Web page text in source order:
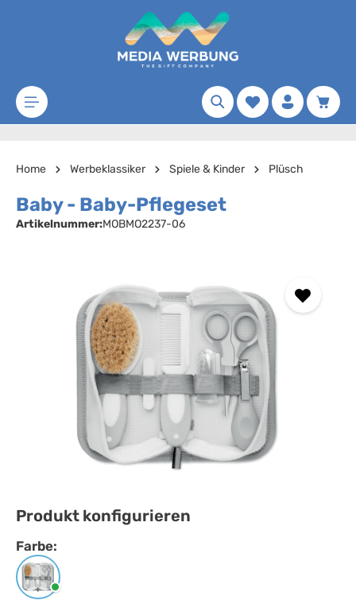
Zum Hauptinhalt springen
Merkzettel
Home Werbeklassiker Spiele & Kinder Plüsch
Baby - Baby-Pflegeset
Artikelnummer:MOBMO2237-06
Produkt konfigurieren
Farbe:
Farbeauswählen
Weiss